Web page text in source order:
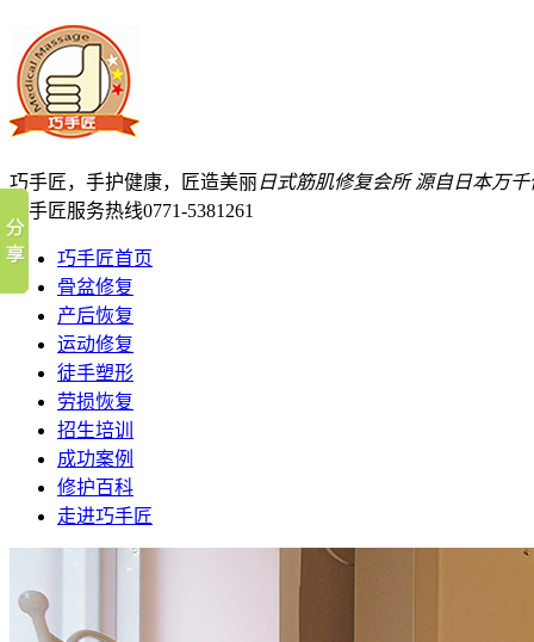
巧手匠，手护健康，匠造美丽 日式筋肌修复会所源自日本万千
巧手匠服务热线0771-5381261
巧手匠首页
骨盆修复
产后恢复
运动修复
徒手塑形
劳损恢复
招生培训
成功案例
修护百科
走进巧手匠